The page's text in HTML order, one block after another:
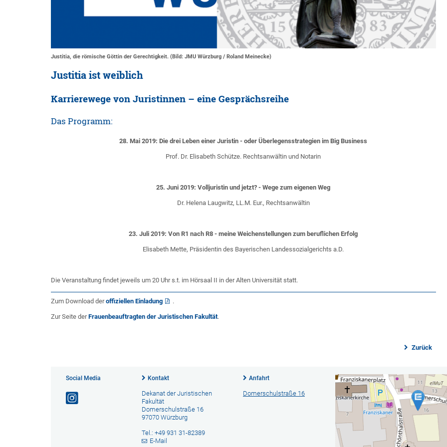
Justitia, die römische Göttin der Gerechtigkeit. (Bild: JMU Würzburg / Roland Meinecke)
Justitia ist weiblich
Karrierewege von Juristinnen – eine Gesprächsreihe
Das Programm:
28. Mai 2019: Die drei Leben einer Juristin - oder Überlegensstrategien im Big Business
Prof. Dr. Elisabeth Schütze. Rechtsanwältin und Notarin
25. Juni 2019: Volljuristin und jetzt? - Wege zum eigenen Weg
Dr. Helena Laugwitz, LL.M. Eur., Rechtsanwältin
23. Juli 2019: Von R1 nach R8 - meine Weichenstellungen zum beruflichen Erfolg
Elisabeth Mette, Präsidentin des Bayerischen Landessozialgerichts a.D.
Die Veranstaltung findet jeweils um 20 Uhr s.t. im Hörsaal II in der Alten Universität statt.
Zum Download deroffiziellen Einladung .
Zur Seite derFrauenbeauftragten der Juristischen Fakultät.
Zurück
Social Media Kontakt
Dekanat der Juristischen
Fakultät
Domerschulstraße 16
97070 Würzburg
Tel.: +49 931 31-82389
E-Mail
Anfahrt
Domerschulstraße 16